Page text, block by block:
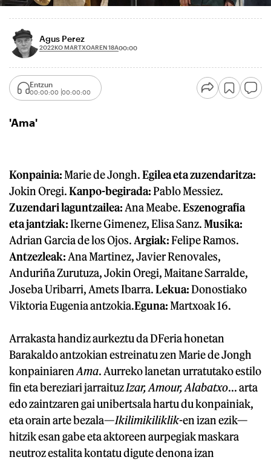
Agus Perez
2022KO MARTXOAREN 18A00:00
Entzun
00:00:00 00:00:00
'Ama'
Konpainia:Marie de Jongh.Egilea eta zuzendaritza:
Jokin Oregi.Kanpo-begirada:Pablo Messiez.
Zuzendari laguntzailea: Ana Meabe.Eszenografia
eta jantziak:Ikerne Gimenez, Elisa Sanz.Musika:
Adrian Garcia de los Ojos. Argiak:Felipe Ramos.
Antzezleak: Ana Martinez, Javier Renovales,
Anduriña Zurutuza, Jokin Oregi, Maitane Sarralde,
Joseba Uribarri, Amets Ibarra.Lekua:Donostiako
Viktoria Eugenia antzokia.Eguna:Martxoak 16.
Arrakasta handiz aurkeztu da DFeria honetan
Barakaldo antzokian estreinatu zen Marie de Jongh
konpainiarenAma. Aurreko lanetan urratutako estilo
fin eta bereziari jarraituzIzar, Amour, Alabatxo... arta
edo zaintzaren gai unibertsala hartu du konpainiak,
eta orain arte bezala—Ikilimikiliklik-en izan ezik—
hitzik esan gabe eta aktoreen aurpegiak maskara
neutroz estalita kontatu digute denona izan